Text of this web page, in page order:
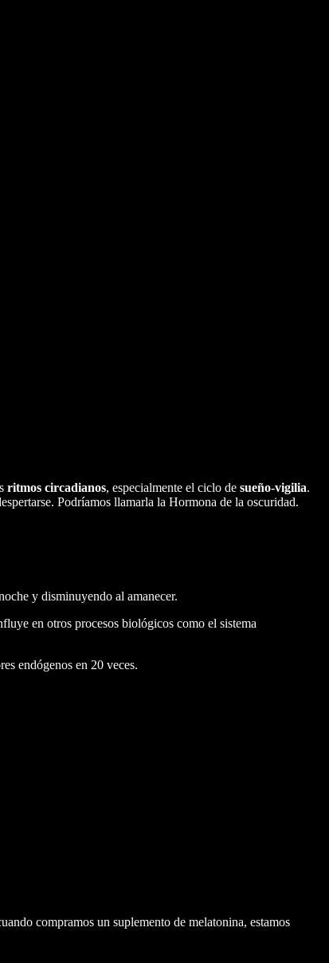
ritmos circadianos, especialmente el ciclo de sueño-vigilia.
Podríamos llamarla la Hormona de la oscuridad.
y disminuyendo al amanecer.
en otros procesos biológicos como el sistema
endógenos en 20 veces.
compramos un suplemento de melatonina, estamos